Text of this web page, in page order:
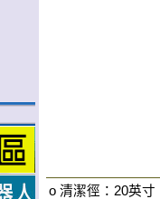
o 清潔徑：20英寸